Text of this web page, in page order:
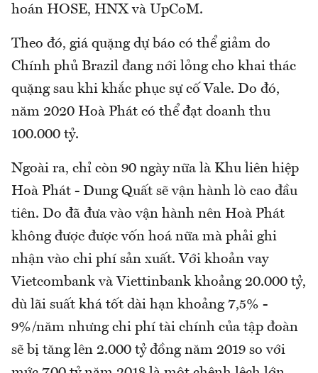
hoán HOSE, HNX và UpCoM.
Theo đó, giá quặng dự báo có thể giảm do
Chính phủ Brazil đang nới lỏng cho khai thác
quặng sau khi khắc phục sự cố Vale. Do đó,
năm 2020 Hoà Phát có thể đạt doanh thu
100.000 tỷ.
Ngoài ra, chỉ còn 90 ngày nữa là Khu liên hiệp
Hoà Phát - Dung Quất sẽ vận hành lò cao đầu
tiên. Do đã đưa vào vận hành nên Hoà Phát
không được được vốn hoá nữa mà phải ghi
nhận vào chi phí sản xuất. Với khoản vay
Vietcombank và Viettinbank khoảng 20.000 tỷ,
dù lãi suất khá tốt dài hạn khoảng 7,5% -
9%/năm nhưng chi phí tài chính của tập đoàn
sẽ bị tăng lên 2.000 tỷ đồng năm 2019 so với